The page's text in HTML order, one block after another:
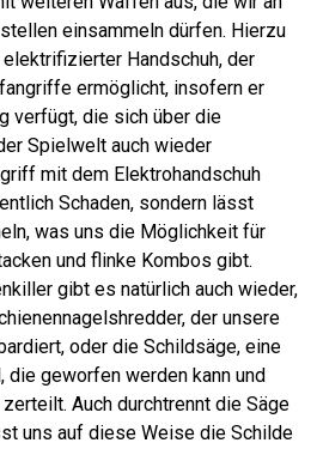
einsammeln dürfen. Hierzu
Handschuh, der
ermöglicht, insofern er
verfügt, die sich über die
Spielwelt auch wieder
mit dem Elektrohandschuh
Schaden, sondern lässt
was uns die Möglichkeit für
und flinke Kombos gibt.
gibt es natürlich auch wieder,
der unsere
oder die Schildsäge, eine
die geworfen werden kann und
Auch durchtrennt die Säge
uns auf diese Weise die Schilde